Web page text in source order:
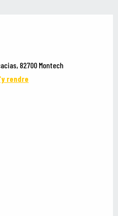
82700 Montech
rendre